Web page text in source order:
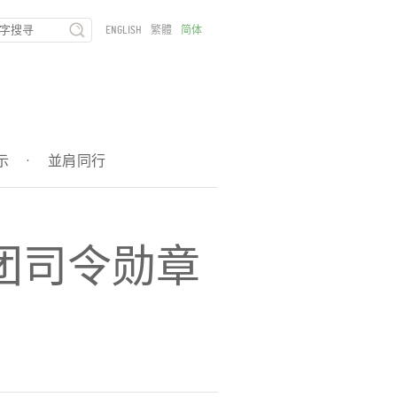
· 並肩同行
ENGLISH 繁體 简体
司令勋章